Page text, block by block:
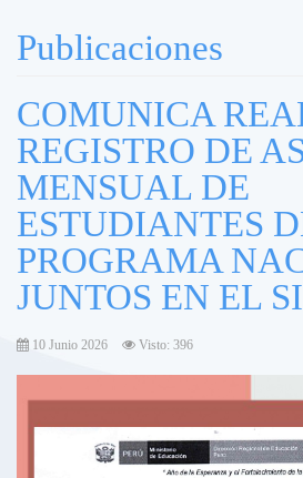
Publicaciones
COMUNICA
REGISTRO DE
MENSUAL DE
ESTUDIANTES
PROGRAMA
JUNTOS EN EL
10 Junio 2026 Visto: 396